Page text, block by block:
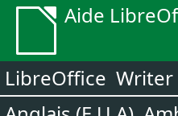
Aide
LibreOffice Writer